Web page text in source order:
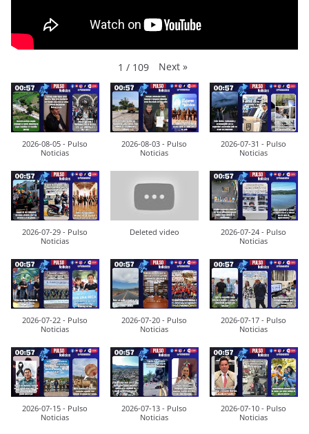
1 / 109 Next »
2026-08-05 - Pulso
Noticias
2026-08-03 - Pulso
Noticias
2026-07-31 - Pulso
Noticias
2026-07-29 - Pulso
Noticias
Deleted video
2026-07-24 - Pulso
Noticias
2026-07-22 - Pulso
Noticias
2026-07-20 - Pulso
Noticias
2026-07-17 - Pulso
Noticias
2026-07-15 - Pulso
Noticias
2026-07-13 - Pulso
Noticias
2026-07-10 - Pulso
Noticias